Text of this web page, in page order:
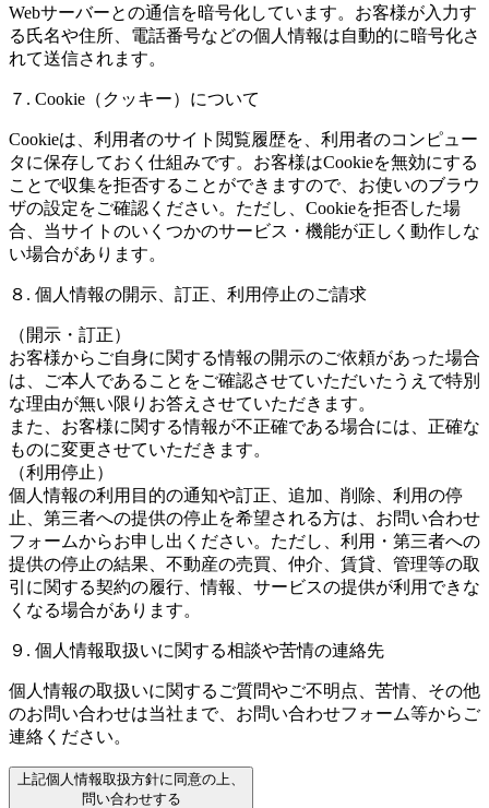
Webサーバーとの通信を暗号化しています。お客様が入力す
る氏名や住所、電話番号などの個人情報は自動的に暗号化さ
れて送信されます。
７. Cookie（クッキー）について
Cookieは、利用者のサイト閲覧履歴を、利用者のコンピュー
タに保存しておく仕組みです。お客様はCookieを無効にする
ことで収集を拒否することができますので、お使いのブラウ
ザの設定をご確認ください。ただし、Cookieを拒否した場
合、当サイトのいくつかのサービス・機能が正しく動作しな
い場合があります。
８. 個人情報の開示、訂正、利用停止のご請求
（開示・訂正）
お客様からご自身に関する情報の開示のご依頼があった場合
は、ご本人であることをご確認させていただいたうえで特別
な理由が無い限りお答えさせていただきます。
また、お客様に関する情報が不正確である場合には、正確な
ものに変更させていただきます。
（利用停止）
個人情報の利用目的の通知や訂正、追加、削除、利用の停
止、第三者への提供の停止を希望される方は、お問い合わせ
フォームからお申し出ください。ただし、利用・第三者への
提供の停止の結果、不動産の売買、仲介、賃貸、管理等の取
引に関する契約の履行、情報、サービスの提供が利用できな
くなる場合があります。
９. 個人情報取扱いに関する相談や苦情の連絡先
個人情報の取扱いに関するご質問やご不明点、苦情、その他
のお問い合わせは当社まで、お問い合わせフォーム等からご
連絡ください。
上記個人情報取扱方針に同意の上、
問い合わせする